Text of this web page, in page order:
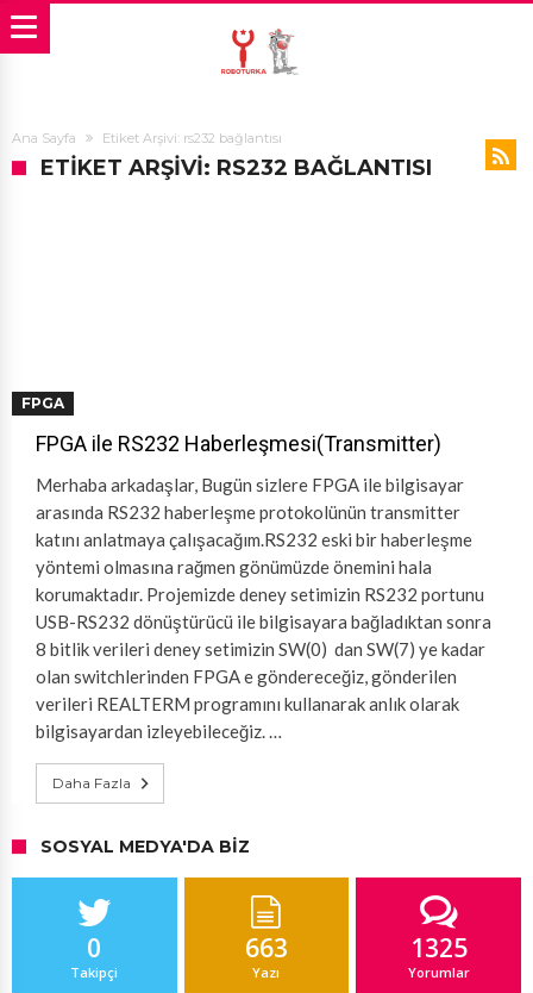
Ana Sayfa Etiket Arşivi: rs232 bağlantısı
ETIKET ARŞIVI: RS232 BAĞLANTISI
FPGA
FPGA ile RS232 Haberleşmesi(Transmitter)
Merhaba arkadaşlar, Bugün sizlere FPGA ile bilgisayar
arasında RS232 haberleşme protokolünün transmitter
katını anlatmaya çalışacağım.RS232 eski bir haberleşme
yöntemi olmasına rağmen gönümüzde önemini hala
korumaktadır. Projemizde deney setimizin RS232 portunu
USB-RS232 dönüştürücü ile bilgisayara bağladıktan sonra
8 bitlik verileri deney setimizin SW(0) dan SW(7) ye kadar
olan switchlerinden FPGA e göndereceğiz, gönderilen
verileri REALTERM programını kullanarak anlık olarak
bilgisayardan izleyebileceğiz. …
Daha Fazla
SOSYAL MEDYA'DA BIZ
0
Takipçi
663
Yazı
1325
Yorumlar